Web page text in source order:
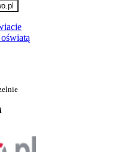
i logowanie do serwisu